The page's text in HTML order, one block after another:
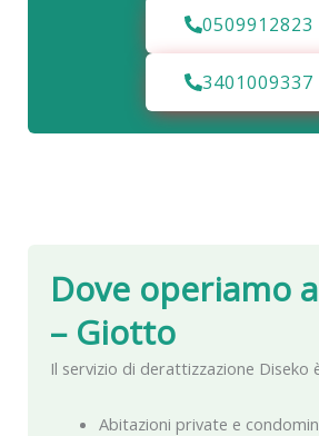
0509912823
3401009337
Dove operiamo a
– Giotto
Il servizio di derattizzazione Diseko
Abitazioni private e